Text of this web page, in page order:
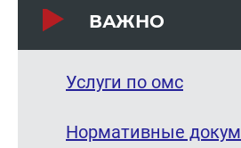
ВАЖНО
Услуги по омс
Нормативные